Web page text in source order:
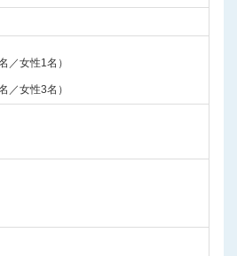
／女性1名）
／女性3名）